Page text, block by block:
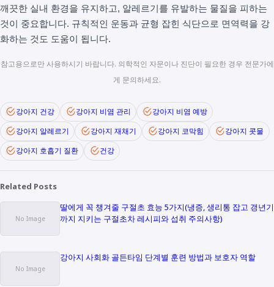
깨끗한 실내 환경을 유지하고, 알레르기를 유발하는 물질을 피하는
것이 중요합니다. 규칙적인 운동과 균형 잡힌 식단으로 면역력을 강
화하는 것도 도움이 됩니다.
참고용으로만 사용하시기 바랍니다. 의학적인 자문이나 진단이 필요한 경우 전문가에
게 문의하세요.
강아지 건강 강아지 비염 관리
강아지 비염 예방
강아지 알레르기
강아지 재채기 강아지 코막힘
강아지 콧물
강아지 호흡기 질환
건강
Related Posts
딸에게 꼭 챙겨줄 구절초 효능 5가지(냉증, 생리통 잡고 갱년기
까지 지키는 구절초차 레시피와 섭취 주의사항)
강아지 사회화 골든타임 단계별 훈련 방법과 보호자 역할